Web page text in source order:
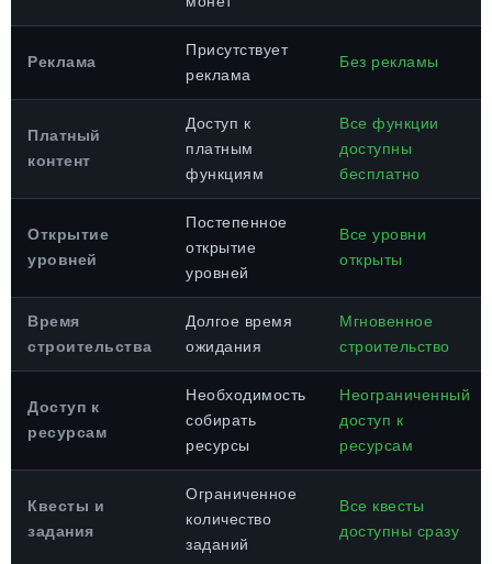
Реклама
Присутствует
реклама
Без рекламы
Платный
контент
Доступ к
платным
функциям
Все функции
доступны
бесплатно
Открытие
уровней
Постепенное
открытие
уровней
Все уровни
открыты
Время
строительства
Долгое время
ожидания
Мгновенное
строительство
Доступ к
ресурсам
Необходимость
собирать
ресурсы
Неограниченный
доступ к
ресурсам
Квесты и
задания
Ограниченное
количество
заданий
Все квесты
доступны сразу